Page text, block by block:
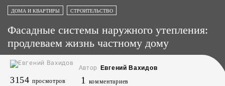
ДОМА И КВАРТИРЫ СТРОИТЕЛЬСТВО
Фасадные системы наружного утепления:
продлеваем жизнь частному дому
Автор Евгений Вахидов
3154 просмотров 1 комментариев